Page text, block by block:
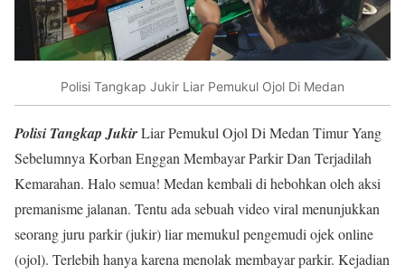
Polisi Tangkap Jukir Liar Pemukul Ojol Di Medan
Polisi Tangkap JukirLiar Pemukul Ojol Di Medan Timur Yang
Sebelumnya Korban Enggan Membayar Parkir Dan Terjadilah
Kemarahan. Halo semua! Medan kembali di hebohkan oleh aksi
premanisme jalanan. Tentu ada sebuah video viral menunjukkan
seorang juru parkir (jukir) liar memukul pengemudi ojek online
(ojol). Terlebih hanya karena menolak membayar parkir. Kejadian